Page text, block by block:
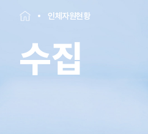
인체자원현황
수집